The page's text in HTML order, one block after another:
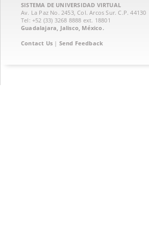
SISTEMA DE UNIVERSIDAD VIRTUAL
Av. La Paz No. 2453, Col. Arcos Sur. C.P. 44130
Tel: +52 (33) 3268 8888‏ ext. 18801
Guadalajara, Jalisco, México.
Contact Us | Send Feedback